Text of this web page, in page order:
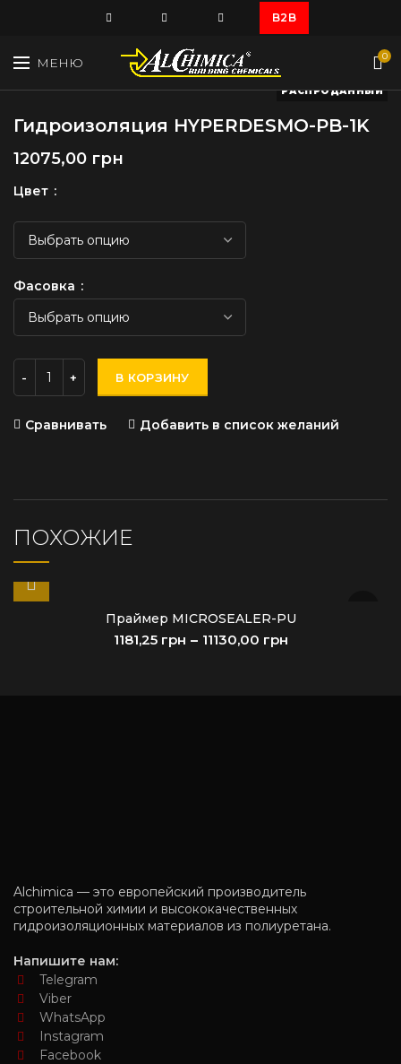
B2B
МЕНЮ 0
РАСПРОДАННЫЙ
Гидроизоляция HYPERDESMO-PB-1K
грн
Цвет
Фасовка
В КОРЗИНУ
Сравнивать Добавить в список желаний
ПОХОЖИЕ
Праймер MICROSEALER-PU
грн грн
Alchimica — это европейский производитель
строительной химии и высококачественных
гидроизоляционных материалов из полиуретана.
Напишите нам:
Telegram
Viber
WhatsApp
Instagram
Facebook